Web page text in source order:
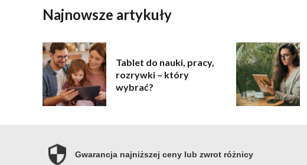
Najnowsze artykuły
Tablet do nauki, pracy,
rozrywki – który
wybrać?
Gwarancja najniższej ceny lub zwrot różnicy